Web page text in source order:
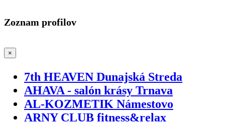
Zoznam profilov
×
7th HEAVEN Dunajská Streda
AHAVA - salón krásy Trnava
AL-KOZMETIK Námestovo
ARNY CLUB fitness&relax